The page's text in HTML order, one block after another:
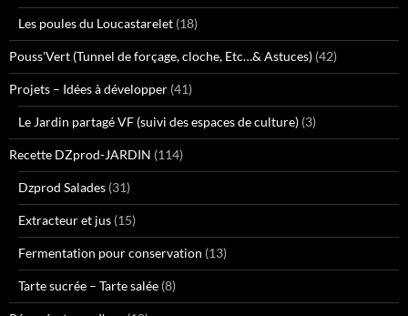
Les poules du Loucastarelet (18)
Pouss'Vert (Tunnel de forçage, cloche, Etc…& Astuces) (42)
Projets – Idées à développer (41)
Le Jardin partagé VF (suivi des espaces de culture) (3)
Recette DZprod-JARDIN (114)
Dzprod Salades (31)
Extracteur et jus (15)
Fermentation pour conservation (13)
Tarte sucrée – Tarte salée (8)